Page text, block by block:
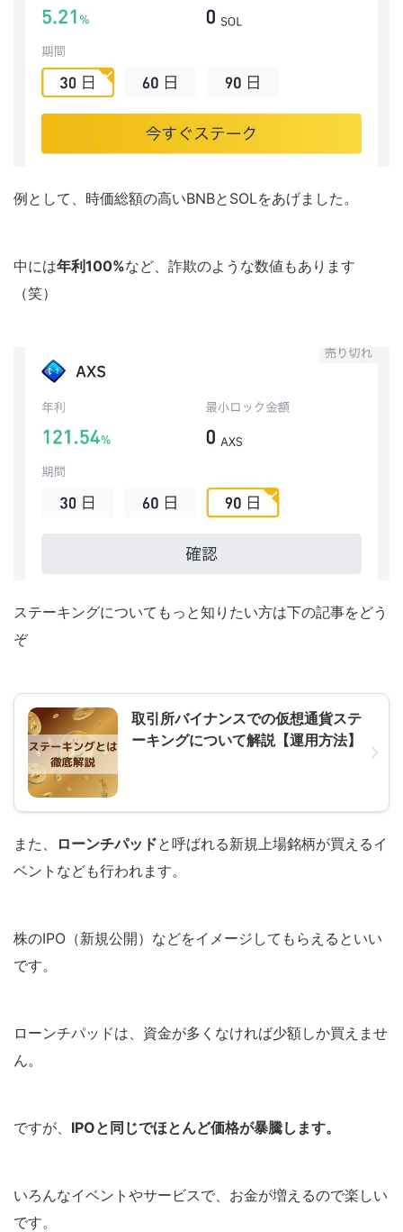
例として、時価総額の高いBNBとSOLをあげました。
中には年利100%など、詐欺のような数値もあります
（笑）
ステーキングについてもっと知りたい方は下の記事をどう
ぞ
取引所バイナンスでの仮想通貨ステ
ーキングについて解説【運用方法】
また、 ローンチパッドと呼ばれる新規上場銘柄が買えるイ
ベントなども行われます。
株のIPO（新規公開）などをイメージしてもらえるといい
です。
ローンチパッドは、資金が多くなければ少額しか買えませ
ん。
ですが、 IPOと同じでほとんど価格が暴騰します。
いろんなイベントやサービスで、お金が増えるので楽しい
です。